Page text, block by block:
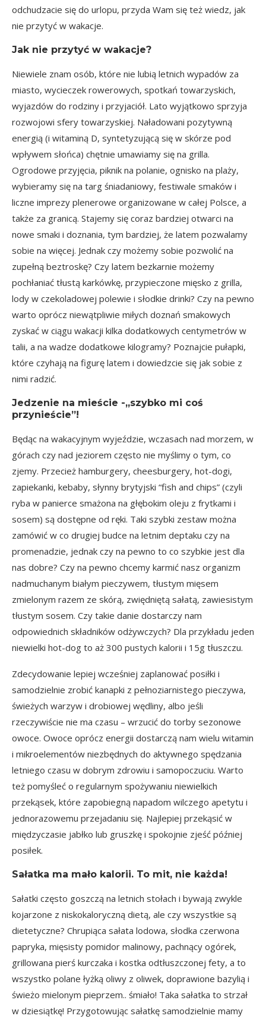
odchudzacie się do urlopu, przyda Wam się też wiedz, jak
nie przytyć w wakacje.
Jak nie przytyć w wakacje?
Niewiele znam osób, które nie lubią letnich wypadów za
miasto, wycieczek rowerowych, spotkań towarzyskich,
wyjazdów do rodziny i przyjaciół. Lato wyjątkowo sprzyja
rozwojowi sfery towarzyskiej. Naładowani pozytywną
energią (i witaminą D, syntetyzującą się w skórze pod
wpływem słońca) chętnie umawiamy się na grilla.
Ogrodowe przyjęcia, piknik na polanie, ognisko na plaży,
wybieramy się na targ śniadaniowy, festiwale smaków i
liczne imprezy plenerowe organizowane w całej Polsce, a
także za granicą. Stajemy się coraz bardziej otwarci na
nowe smaki i doznania, tym bardziej, że latem pozwalamy
sobie na więcej. Jednak czy możemy sobie pozwolić na
zupełną beztroskę? Czy latem bezkarnie możemy
pochłaniać tłustą karkówkę, przypieczone mięsko z grilla,
lody w czekoladowej polewie i słodkie drinki? Czy na pewno
warto oprócz niewątpliwie miłych doznań smakowych
zyskać w ciągu wakacji kilka dodatkowych centymetrów w
talii, a na wadze dodatkowe kilogramy? Poznajcie pułapki,
które czyhają na figurę latem i dowiedzcie się jak sobie z
nimi radzić.
Jedzenie na mieście -„szybko mi coś
przynieście”!
Będąc na wakacyjnym wyjeździe, wczasach nad morzem, w
górach czy nad jeziorem często nie myślimy o tym, co
zjemy. Przecież hamburgery, cheesburgery, hot-dogi,
zapiekanki, kebaby, słynny brytyjski “fish and chips” (czyli
ryba w panierce smażona na głębokim oleju z frytkami i
sosem) są dostępne od ręki. Taki szybki zestaw można
zamówić w co drugiej budce na letnim deptaku czy na
promenadzie, jednak czy na pewno to co szybkie jest dla
nas dobre? Czy na pewno chcemy karmić nasz organizm
nadmuchanym białym pieczywem, tłustym mięsem
zmielonym razem ze skórą, zwiędniętą sałatą, zawiesistym
tłustym sosem. Czy takie danie dostarczy nam
odpowiednich składników odżywczych? Dla przykładu jeden
niewielki hot-dog to aż 300 pustych kalorii i 15g tłuszczu.
Zdecydowanie lepiej wcześniej zaplanować posiłki i
samodzielnie zrobić kanapki z pełnoziarnistego pieczywa,
świeżych warzyw i drobiowej wędliny, albo jeśli
rzeczywiście nie ma czasu – wrzucić do torby sezonowe
owoce. Owoce oprócz energii dostarczą nam wielu witamin
i mikroelementów niezbędnych do aktywnego spędzania
letniego czasu w dobrym zdrowiu i samopoczuciu. Warto
też pomyśleć o regularnym spożywaniu niewielkich
przekąsek, które zapobiegną napadom wilczego apetytu i
jednorazowemu przejadaniu się. Najlepiej przekąsić w
międzyczasie jabłko lub gruszkę i spokojnie zjeść później
posiłek.
Sałatka ma mało kalorii. To mit, nie każda!
Sałatki często goszczą na letnich stołach i bywają zwykle
kojarzone z niskokaloryczną dietą, ale czy wszystkie są
dietetyczne? Chrupiąca sałata lodowa, słodka czerwona
papryka, mięsisty pomidor malinowy, pachnący ogórek,
grillowana pierś kurczaka i kostka odtłuszczonej fety, a to
wszystko polane łyżką oliwy z oliwek, doprawione bazylią i
świeżo mielonym pieprzem.. śmiało! Taka sałatka to strzał
w dziesiątkę! Przygotowując sałatkę samodzielnie mamy